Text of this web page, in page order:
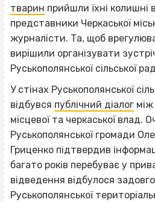
тварин прийшли їхні колишні
представники Черкаської
журналісти. Та, щоб
вирішили організувати
Руськополянської сільської
У стінах Руськополянської
відбувся публічний діалог
місцевої та черкаської влад.
Руськополянської громади
Гриценко підтвердив
багато років перебуває у
відведення відбулося
Руськополянської